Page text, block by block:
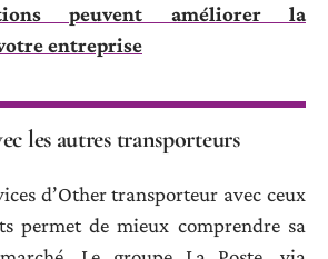
peuvent améliorer la
entreprise
les autres transporteurs
d’Other transporteur avec ceux
permet de mieux comprendre sa